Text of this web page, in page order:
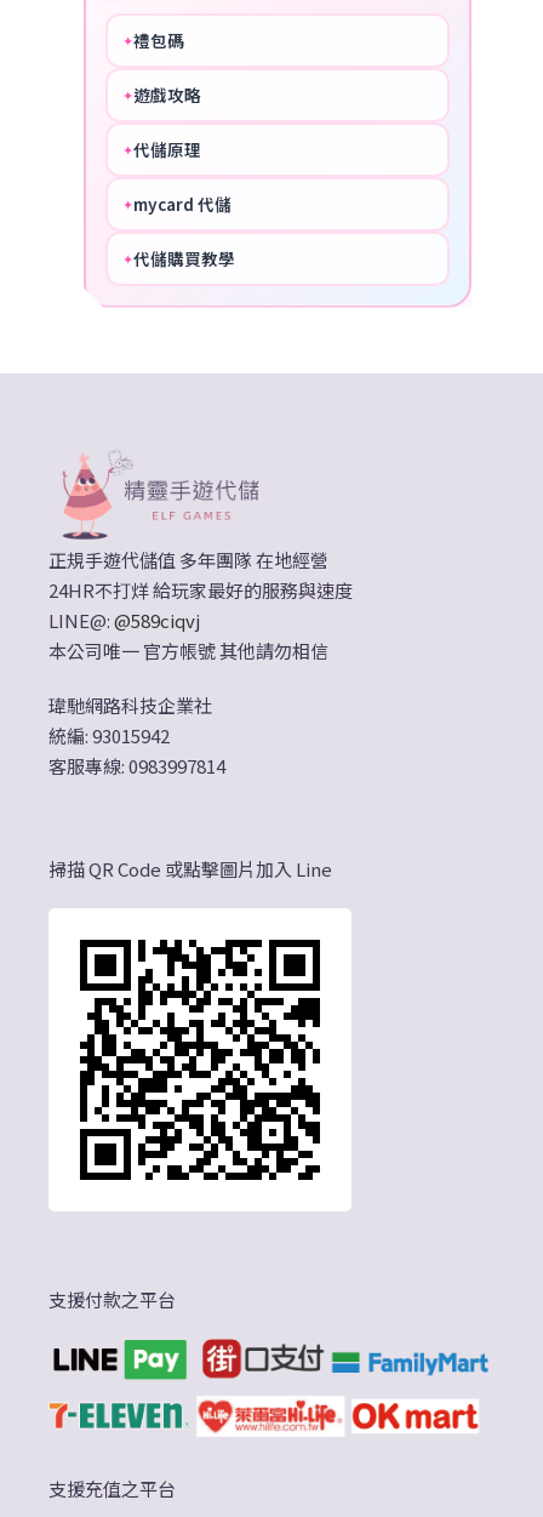
✦禮包碼
✦遊戲攻略
✦代儲原理
✦mycard 代儲
✦代儲購買教學
正規手遊代儲值 多年團隊 在地經營
24HR不打烊 給玩家最好的服務與速度
LINE@:@589ciqvj
本公司唯一 官方帳號 其他請勿相信
瑋馳網路科技企業社
統編: 93015942
客服專線: 0983997814
掃描 QR Code 或點擊圖片加入 Line
支援付款之平台
支援充值之平台